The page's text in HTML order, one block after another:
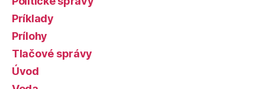
Príklady
Prílohy
Tlačové správy
Úvod